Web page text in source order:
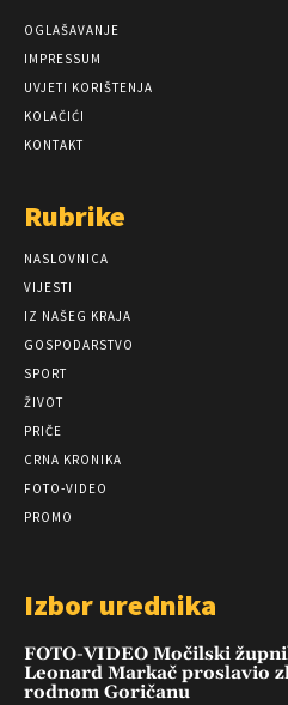
OGLAŠAVANJE
IMPRESSUM
UVJETI KORIŠTENJA
KOLAČIĆI
KONTAKT
Rubrike
NASLOVNICA
VIJESTI
IZ NAŠEG KRAJA
GOSPODARSTVO
SPORT
ŽIVOT
PRIČE
CRNA KRONIKA
FOTO-VIDEO
PROMO
Izbor urednika
FOTO-VIDEO Močilski
Leonard Markač proslavio
rodnom Goričanu